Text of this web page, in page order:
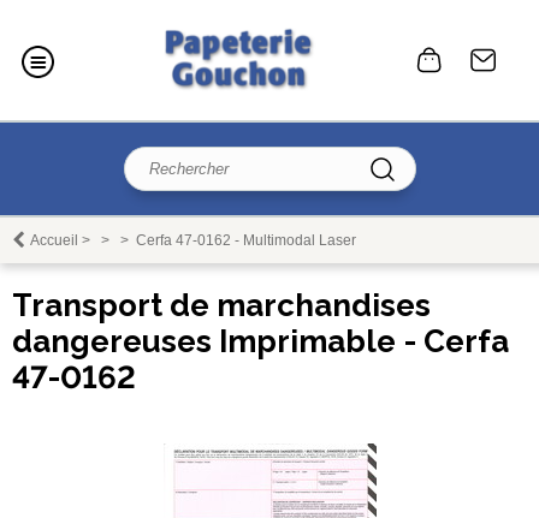
Accueil > > > Cerfa 47-0162 - Multimodal Laser
Transport de marchandises
dangereuses Imprimable - Cerfa
47-0162